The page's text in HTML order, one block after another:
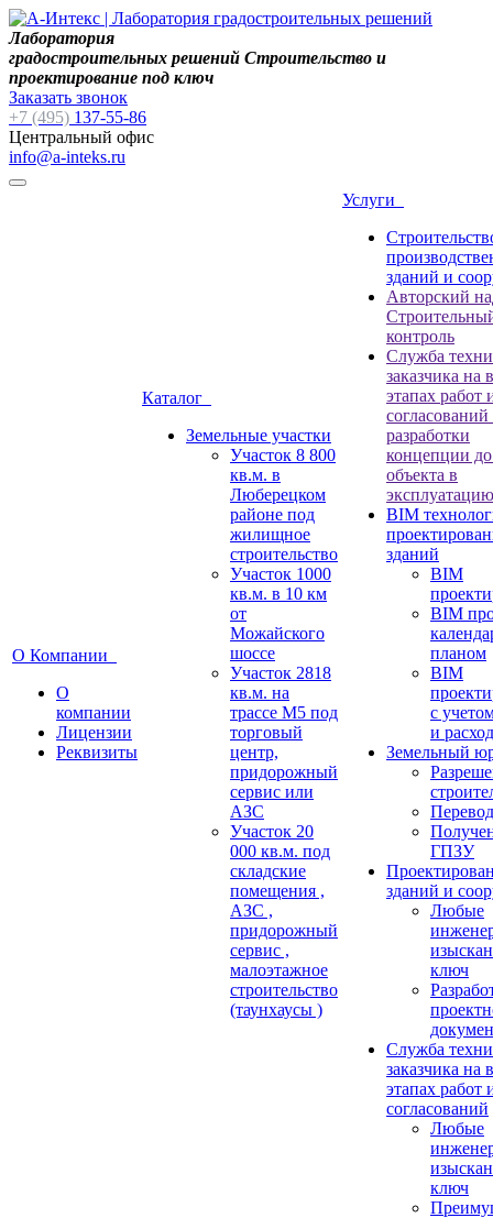
Лаборатория
градостроительных решений Строительство и
проектирование под ключ
Заказать звонок
+7 (495) 137-55-86
Центральный офис
info@a-inteks.ru
О Компании
О
компании
Лицензии
Реквизиты
Каталог
Земельные участки
Участок 8 800
кв.м. в
Люберецком
районе под
жилищное
строительство
Участок 1000
кв.м. в 10 км
от
Можайского
шоссе
Участок 2818
кв.м. на
трассе М5 под
торговый
центр,
придорожный
сервис или
АЗС
Участок 20
000 кв.м. под
складские
помещения ,
АЗС ,
придорожный
сервис ,
малоэтажное
строительство
(таунхаусы )
Услуги
зданий и
Авторский
контроль
Служба
заказчика на
этапах работ
согласований
разработки
концепции
объекта в
эксплуатацию
BIM
зданий
BIM
BIM
планом
BIM
c
и
Земельный
ГПЗУ
зданий и
Любые
ключ
Служба
заказчика на
этапах работ
согласований
Любые
ключ